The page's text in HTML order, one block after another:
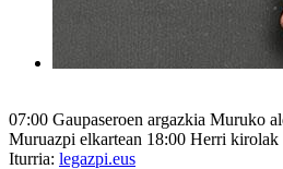
07:00 Gaupaseroen argazkia Muruko
Muruazpi elkartean 18:00 Herri kirolak
Iturria: legazpi.eus